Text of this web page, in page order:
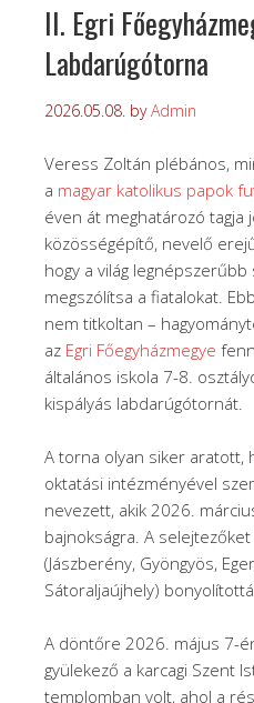
II. Egri
Labdarúgótorna
2026.05.08. byAdmin
Veress Zoltán plébános,
a magyar katolikus papok
éven át meghatározó tagja
közösségépítő, nevelő
hogy a világ
megszólítsa a fiatalokat.
nem titkoltan –
az Egri Főegyházmegye
általános iskola 7-8.
kispályás labdarúgótornát.
A torna olyan siker aratott,
oktatási intézményével
nevezett, akik 2026.
bajnokságra. A
(Jászberény, Gyöngyös,
Sátoraljaújhely)
A döntőre 2026. május 7-
gyülekező a karcagi Szent
templomban volt, ahol a